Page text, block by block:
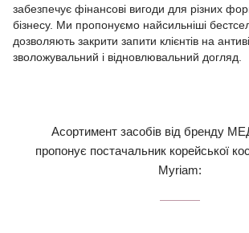
забезпечує фінансові вигоди для різних
бізнесу. Ми пропонуємо найсильніші
дозволяють закрити запити клієнтів на
зволожувальний і відновлювальний догляд.
Асортимент засобів від бренду
пропонує постачальник корейської
Myriam: